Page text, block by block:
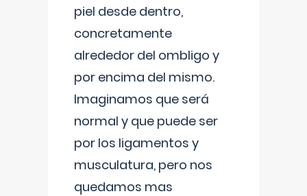
piel desde dentro,
concretamente
alrededor del ombligo y
por encima del mismo.
Imaginamos que será
normal y que puede ser
por los ligamentos y
musculatura, pero nos
quedamos mas